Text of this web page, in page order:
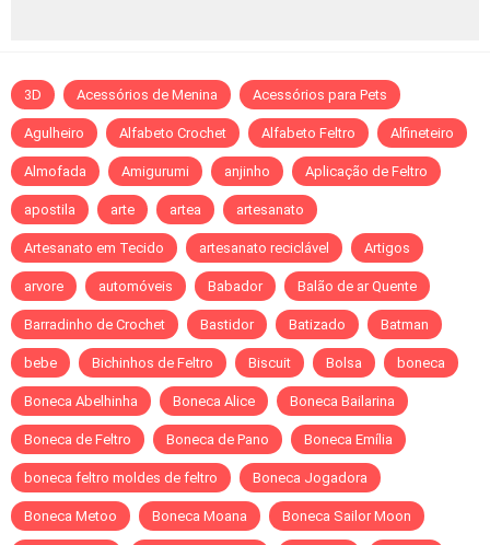
3D Acessórios de Menina Acessórios para Pets
Agulheiro Alfabeto Crochet Alfabeto Feltro Alfineteiro
Almofada Amigurumi anjinho Aplicação de Feltro
apostila arte artea artesanato
Artesanato em Tecido artesanato reciclável Artigos
arvore automóveis Babador Balão de ar Quente
Barradinho de Crochet Bastidor Batizado Batman
bebe Bichinhos de Feltro Biscuit Bolsa boneca
Boneca Abelhinha Boneca Alice Boneca Bailarina
Boneca de Feltro Boneca de Pano Boneca Emília
boneca feltro moldes de feltro Boneca Jogadora
Boneca Metoo Boneca Moana Boneca Sailor Moon